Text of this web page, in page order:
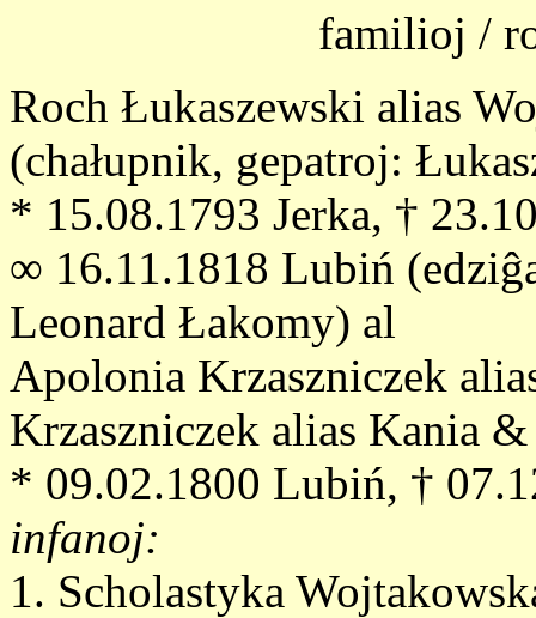
familioj /
Roch Łukaszewski alias
(chałupnik, gepatroj:
* 15.08.1793 Jerka, †
∞ 16.11.1818 Lubiń
Leonard Łakomy) al
Apolonia Krzaszniczek
Krzaszniczek alias Kania
* 09.02.1800 Lubiń, †
infanoj:
1. Scholastyka